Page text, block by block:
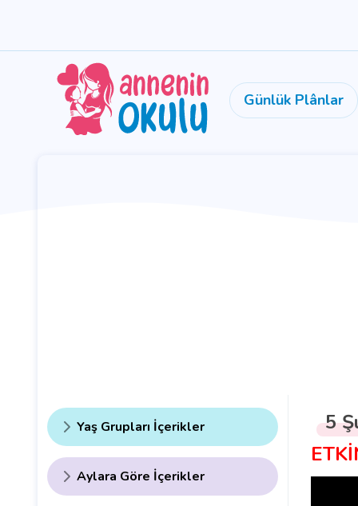
Günlük Plânlar
Yaş Grupları İçerikler
Aylara Göre İçerikler
5